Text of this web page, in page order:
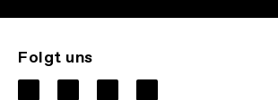
Folgt uns